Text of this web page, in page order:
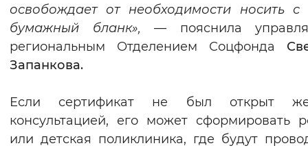
освобождает от необходимости носить с
бумажный бланк», — пояснила
региональным Отделением Соцфонда
Запанкова.
Если сертификат не был открыт
консультацией, его может сформировать
или детская поликлиника, где будут